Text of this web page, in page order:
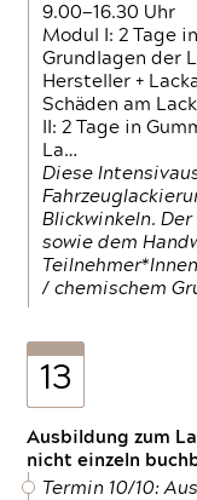
9.00—16.30 Uhr
Modul I: 2 Tage
Grundlagen der
Hersteller +
Schäden am
II: 2 Tage in
La…
Diese
Blickwinkeln.
sowie dem
/ chemischem
13
Ausbildung zum
nicht einzeln
Termin 10/10: